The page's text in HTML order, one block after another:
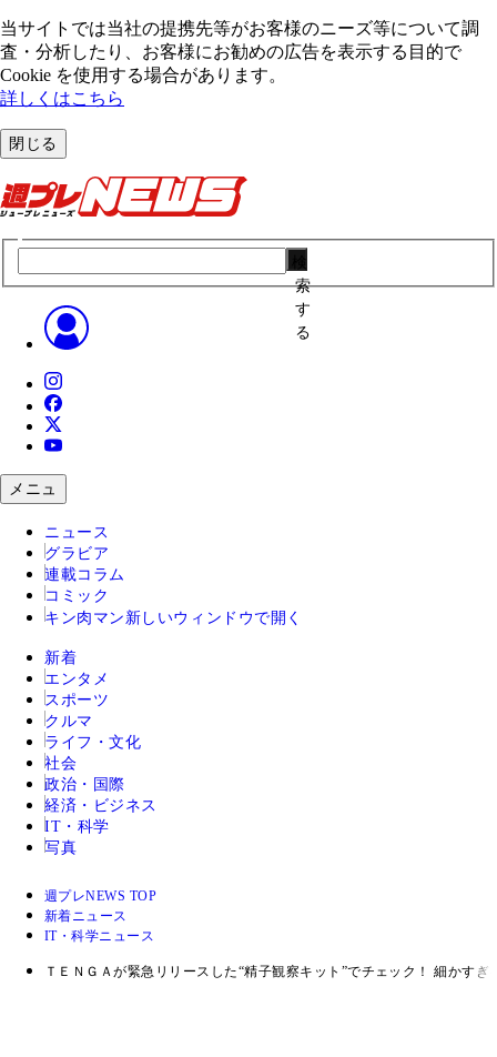
当サイトでは当社の提携先等がお客様のニーズ等について調
査・分析したり、お客様にお勧めの広告を表⽰する⽬的で
Cookie を使⽤する場合があります。
詳しくはこちら
閉じる
索
す
る
メニュ
ニュース
グラビア
連載コラム
コミック
キン肉マン 新しいウィンドウで開く
新着
エンタメ
スポーツ
クルマ
ライフ・文化
社会
政治・国際
経済・ビジネス
IT・科学
写真
週プレNEWS TOP
新着ニュース
IT・科学ニュース
ＴＥＮＧＡが緊急リリースした“精子観察キット”でチェック！ 細かす